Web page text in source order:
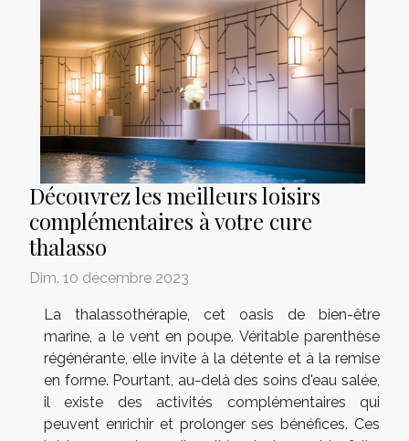
Découvrez les meilleurs loisirs
complémentaires à votre cure
thalasso
Dim. 10 décembre 2023
La thalassothérapie, cet oasis de bien-être
marine, a le vent en poupe. Véritable parenthèse
régénérante, elle invite à la détente et à la remise
en forme. Pourtant, au-delà des soins d'eau salée,
il existe des activités complémentaires qui
peuvent enrichir et prolonger ses bénéfices. Ces